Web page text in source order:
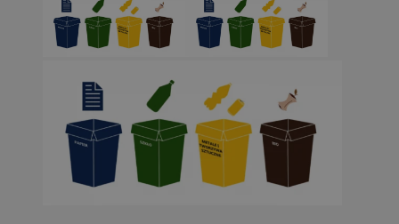
Niezbędne Wydajność Targetowanie
Niezbędne pliki cookie umożliwiają korzystanie z podstawowych
strony internetowej, takich jak logowanie użytkownika i zarządzanie
kontem. Bez niezbędnych plików cookie nie można prawidłowo
ze strony internetowej.
Nazwa
Provider
Domena